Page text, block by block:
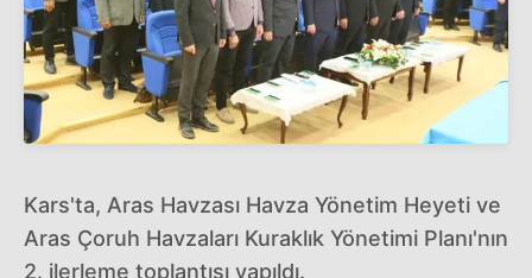
Kars'ta, Aras Havzası Havza Yönetim Heyeti ve
Aras Çoruh Havzaları Kuraklık Yönetimi Planı'nın
2. ilerleme toplantısı yapıldı.